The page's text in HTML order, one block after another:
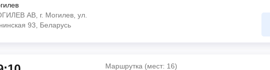
Шоссейная 1Б,
ул.Ленинского
ул. Станционная, 5,
АВ, г. Могилев, ул.
93, Беларусь
Маршрутка (мест: 16)